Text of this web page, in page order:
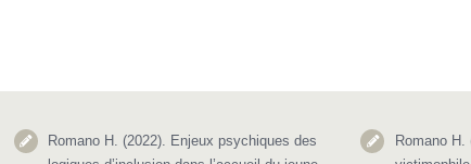
Romano H. (2022). Enjeux psychiques des
Romano H.